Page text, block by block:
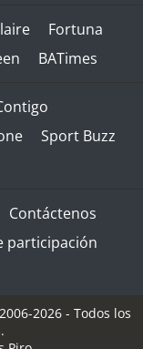
Fortuna
BATimes
Sport Buzz
Contáctenos
participación
2026 - Todos los